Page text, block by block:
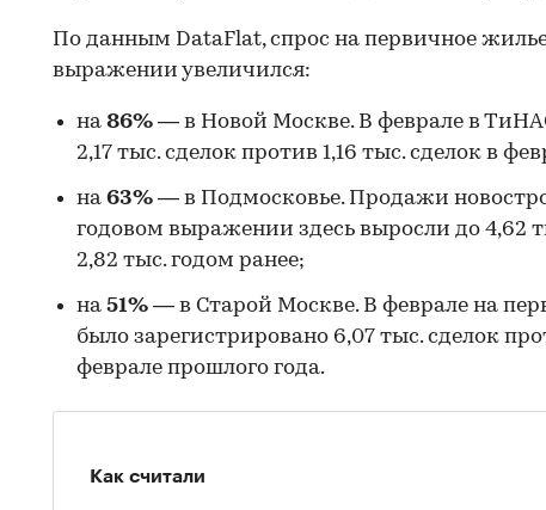
По данным DataFlat, спрос на первичное
выражении увеличился:
на 86% — в Новой Москве. В феврале в
2,17 тыс. сделок против 1,16 тыс. сделок в
на 63% — в Подмосковье. Продажи
годовом выражении здесь выросли до 4,62
2,82 тыс. годом ранее;
на 51% — в Старой Москве. В феврале на
было зарегистрировано 6,07 тыс. сделок
феврале прошлого года.
Как считали